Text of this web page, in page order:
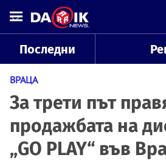
Последни
ВРАЦА
За трети път
продажбата на
„GO PLAY“ във